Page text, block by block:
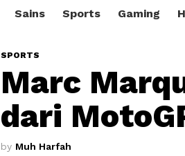
Sains Sports Gaming
SPORTS
Marc
dari
by Muh Harfah